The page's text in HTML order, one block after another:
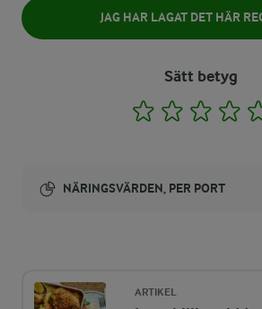
JAG HAR LAGAT DET HÄR
Sätt betyg
1 2 3 4
NÄRINGSVÄRDEN, PER PORT
ARTIKEL